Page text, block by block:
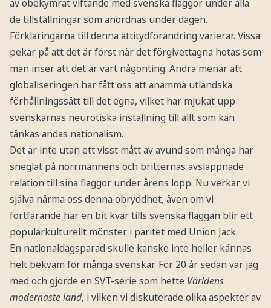
av obekymrat viftande med svenska flaggor under alla
de tillställningar som anordnas under dagen.
Förklaringarna till denna attitydförändring varierar. Vissa
pekar på att det är först när det förgivettagna hotas som
man inser att det är värt någonting. Andra menar att
globaliseringen har fått oss att anamma utländska
förhållningssätt till det egna, vilket har mjukat upp
svenskarnas neurotiska inställning till allt som kan
tänkas andas nationalism.
Det är inte utan ett visst mått av avund som många har
sneglat på norrmännens och britternas avslappnade
relation till sina flaggor under årens lopp. Nu verkar vi
själva närma oss denna obryddhet, även om vi
fortfarande har en bit kvar tills svenska flaggan blir ett
populärkulturellt mönster i paritet med Union Jack.
En nationaldagsparad skulle kanske inte heller kännas
helt bekväm för många svenskar. För 20 år sedan var jag
med och gjorde en SVT-serie som hette Världens
modernaste land, i vilken vi diskuterade olika aspekter av